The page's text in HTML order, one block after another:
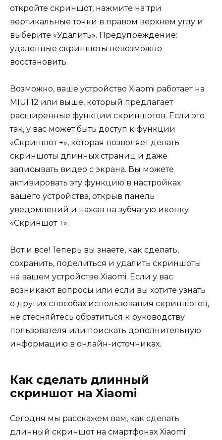
откройте скриншот, нажмите на три
вертикальные точки в правом верхнем углу и
выберите «Удалить». Предупреждение:
удаленные скриншоты невозможно
восстановить.
Возможно, ваше устройство Xiaomi работает на
MIUI 12 или выше, который предлагает
расширенные функции скриншотов. Если это
так, у вас может быть доступ к функции
«Скриншот +», которая позволяет делать
скриншоты длинных страниц и даже
записывать видео с экрана. Вы можете
активировать эту функцию в настройках
вашего устройства, открыв панель
уведомлений и нажав на зубчатую иконку
«Скриншот +».
Вот и все! Теперь вы знаете, как сделать,
сохранить, поделиться и удалить скриншоты
на вашем устройстве Xiaomi. Если у вас
возникают вопросы или если вы хотите узнать
о других способах использования скриншотов,
не стесняйтесь обратиться к руководству
пользователя или поискать дополнительную
информацию в онлайн-источниках.
Как сделать длинный
скриншот на Xiaomi
Сегодня мы расскажем вам, как сделать
длинный скриншот на смартфонах Xiaomi.